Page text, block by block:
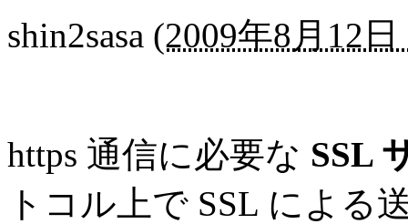
shin2sasa (2009年8月12日
https 通信に必要な SSL
トコル上で SSL による